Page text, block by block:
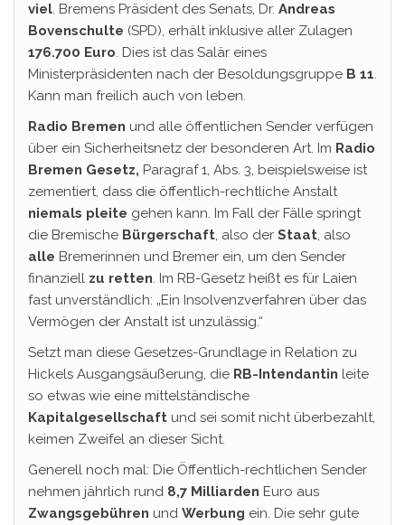
viel. Bremens Präsident des Senats, Dr. Andreas
Bovenschulte (SPD), erhält inklusive aller Zulagen
176.700 Euro. Dies ist das Salär eines
Ministerpräsidenten nach der Besoldungsgruppe B 11.
Kann man freilich auch von leben.
Radio Bremen und alle öffentlichen Sender verfügen
über ein Sicherheitsnetz der besonderen Art. Im Radio
Bremen Gesetz, Paragraf 1, Abs. 3, beispielsweise ist
zementiert, dass die öffentlich-rechtliche Anstalt
niemals pleite gehen kann. Im Fall der Fälle springt
die Bremische Bürgerschaft, also der Staat, also
alle Bremerinnen und Bremer ein, um den Sender
finanziell zu retten. Im RB-Gesetz heißt es für Laien
fast unverständlich: „Ein Insolvenzverfahren über das
Vermögen der Anstalt ist unzulässig.“
Setzt man diese Gesetzes-Grundlage in Relation zu
Hickels Ausgangsäußerung, die RB-Intendantin leite
so etwas wie eine mittelständische
Kapitalgesellschaft und sei somit nicht überbezahlt,
keimen Zweifel an dieser Sicht.
Generell noch mal: Die Öffentlich-rechtlichen Sender
nehmen jährlich rund 8,7 Milliarden Euro aus
Zwangsgebühren und Werbung ein. Die sehr gute